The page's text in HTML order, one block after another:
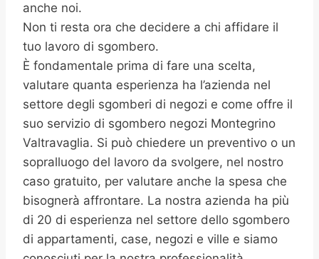
anche noi.
Non ti resta ora che decidere a chi affidare il
tuo lavoro di sgombero.
È fondamentale prima di fare una scelta,
valutare quanta esperienza ha l’azienda nel
settore degli sgomberi di negozi e come offre il
suo servizio di sgombero negozi Montegrino
Valtravaglia. Si può chiedere un preventivo o un
sopralluogo del lavoro da svolgere, nel nostro
caso gratuito, per valutare anche la spesa che
bisognerà affrontare. La nostra azienda ha più
di 20 di esperienza nel settore dello sgombero
di appartamenti, case, negozi e ville e siamo